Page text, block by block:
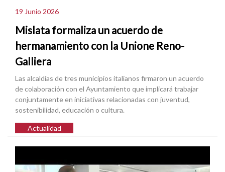
19 Junio 2026
Mislata formaliza un acuerdo de
hermanamiento con la Unione Reno-
Galliera
Las alcaldías de tres municipios italianos firmaron un acuerdo
de colaboración con el Ayuntamiento que implicará trabajar
conjuntamente en iniciativas relacionadas con juventud,
sostenibilidad, educación o cultura.
Actualidad